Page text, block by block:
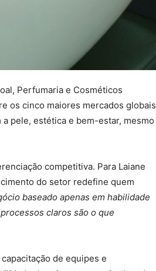
Perfumaria e Cosméticos
os cinco maiores mercados globais
pele, estética e bem-estar, mesmo
competitiva. Para Laiane
do setor redefine quem
baseado apenas em habilidade
claros são o que
de equipes e